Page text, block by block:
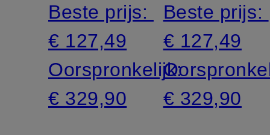
Beste prijs:
€ 127,49
Oorspronkelijk:
€ 329,90
Beste prijs:
€ 127,49
€ 329,90